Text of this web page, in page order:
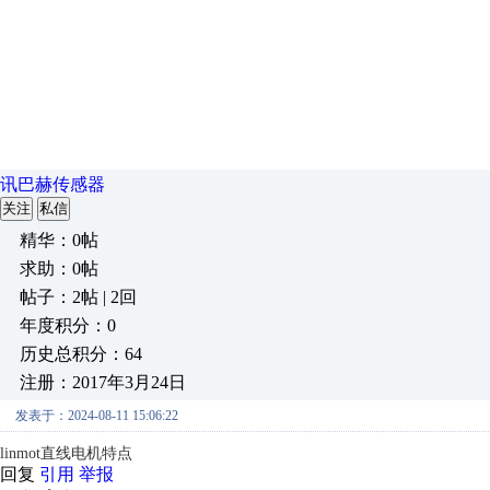
讯巴赫传感器
关注 私信
精华：0帖
求助：0帖
帖子：2帖 | 2回
年度积分：0
历史总积分：64
注册：2017年3月24日
发表于：2024-08-11 15:06:22
linmot直线电机特点
回复 引用 举报